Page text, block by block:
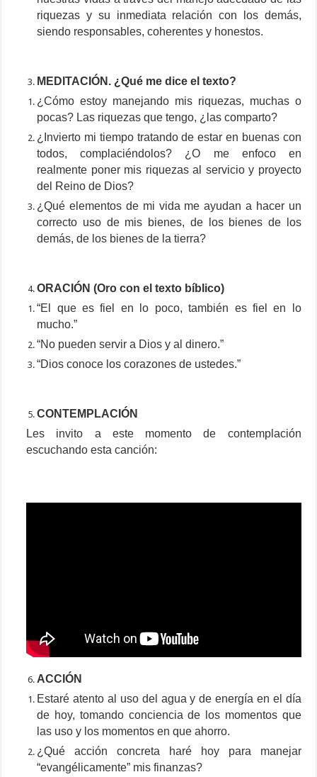
riquezas y su inmediata relación con los demás,
siendo responsables, coherentes y honestos.
MEDITACIÓN. ¿Qué me dice el texto?
¿Cómo estoy manejando mis riquezas, muchas o
pocas? Las riquezas que tengo, ¿las comparto?
¿Invierto mi tiempo tratando de estar en buenas con
todos, complaciéndolos? ¿O me enfoco en
realmente poner mis riquezas al servicio y proyecto
del Reino de Dios?
¿Qué elementos de mi vida me ayudan a hacer un
correcto uso de mis bienes, de los bienes de los
demás, de los bienes de la tierra?
ORACIÓN (Oro con el texto bíblico)
“El que es fiel en lo poco, también es fiel en lo
mucho.”
“No pueden servir a Dios y al dinero.”
“Dios conoce los corazones de ustedes.”
CONTEMPLACIÓN
Les invito a este momento de contemplación
escuchando esta canción:
ACCIÓN
Estaré atento al uso del agua y de energía en el día
de hoy, tomando conciencia de los momentos que
las uso y los momentos en que ahorro.
¿Qué acción concreta haré hoy para manejar
“evangélicamente” mis finanzas?